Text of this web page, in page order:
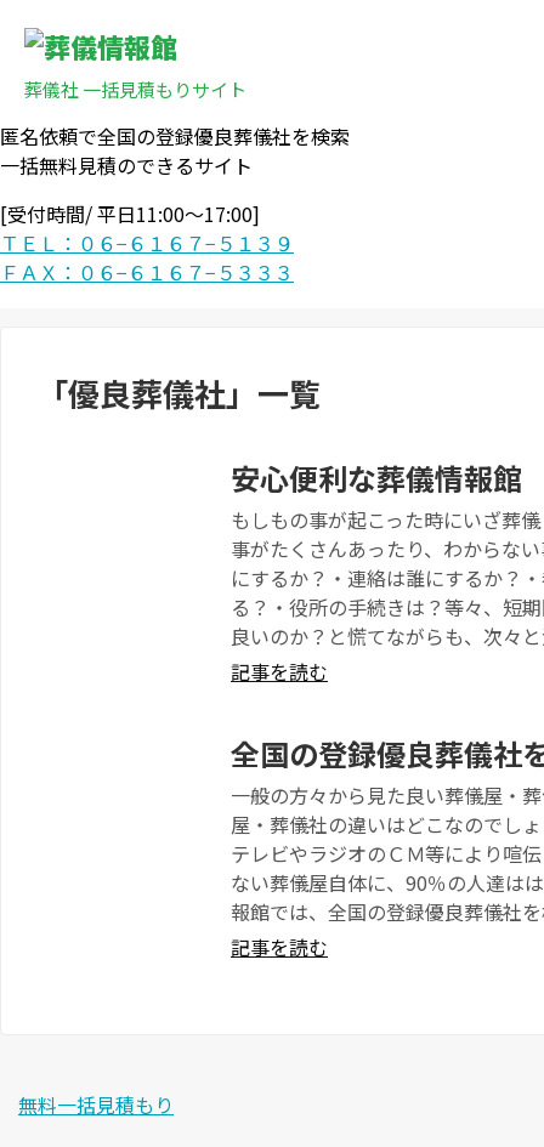
葬儀社 一括見積もりサイト
匿名依頼で全国の登録優良葬儀社を検索
一括無料見積のできるサイト
[受付時間/ 平日11:00〜17:00]
ＴＥＬ：０６−６１６７−５１３９
ＦＡＸ：０６−６１６７−５３３３
「優良葬儀社」 一覧
安心便利な葬儀情報館
もしもの事が起こった時にいざ葬
事がたくさんあったり、わからな
にするか？・連絡は誰にするか？
る？・役所の手続きは？等々、短
良いのか？と慌てながらも、次々
記事を読む
全国の登録優良葬儀社
一般の方々から見た良い葬儀屋・
屋・葬儀社の違いはどこなのでし
テレビやラジオのＣＭ等により喧
ない葬儀屋自体に、90％の人達は
報館では、全国の登録優良葬儀社
記事を読む
無料一括見積もり